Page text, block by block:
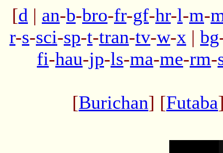
[d | an-b-bro-fr-gf-hr-l-m-
r-s-sci-sp-t-tran-tv-w-x | bg
fi-hau-jp-ls-ma-me-rm-
[Burichan] [Futaba